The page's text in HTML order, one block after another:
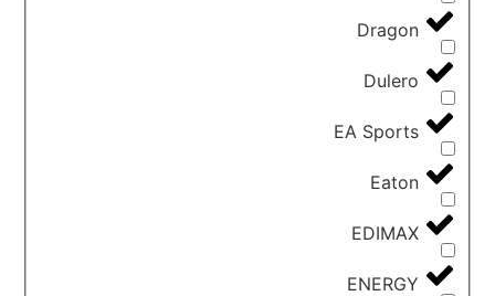
Dragon
Dulero
EA Sports
Eaton
EDIMAX
ENERGY